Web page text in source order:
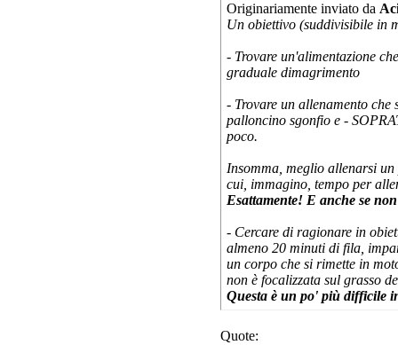
Originariamente inviato da
Un obiettivo (suddivisibile in
- Trovare un'alimentazione
graduale dimagrimento
- Trovare un allenamento
palloncino sgonfio e -
poco.
Insomma, meglio allenarsi
cui, immagino, tempo per
Esattamente! E anche se
- Cercare di ragionare in
almeno 20 minuti di fila,
un corpo che si rimette in
non è focalizzata sul grasso
Questa è un po' più difficile
Quote: